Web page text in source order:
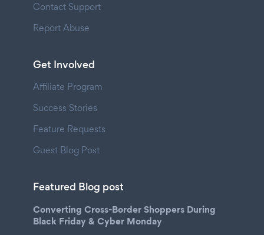
Contact Support
Report Abuse
Get Involved
Affiliate Program
Success Stories
Feature Requests
Guest Blog Post
Featured Blog post
Converting Cross-Border Shoppers During
Black Friday & Cyber Monday